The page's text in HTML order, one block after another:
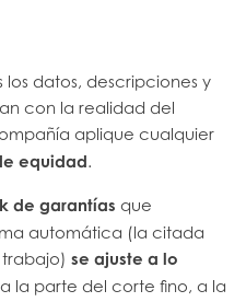
datos, descripciones y
con la realidad del
aplique cualquier
equidad.
de garantías que
automática (la citada
se ajuste a lo
la parte del corte fino, a la